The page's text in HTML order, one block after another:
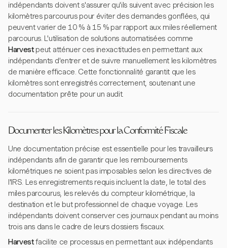
indépendants doivent s'assurer qu'ils suivent avec précision les
kilomètres parcourus pour éviter des demandes gonflées, qui
peuvent varier de 10 % à 15 % par rapport aux miles réellement
parcourus. L'utilisation de solutions automatisées comme
Harvestpeut atténuer ces inexactitudes en permettant aux
indépendants d'entrer et de suivre manuellement les kilomètres
de manière efficace. Cette fonctionnalité garantit que les
kilomètres sont enregistrés correctement, soutenant une
documentation prête pour un audit.
Documenter les Kilomètres pour la Conformité Fiscale
Une documentation précise est essentielle pour les travailleurs
indépendants afin de garantir que les remboursements
kilométriques ne soient pas imposables selon les directives de
l'IRS. Les enregistrements requis incluent la date, le total des
miles parcourus, les relevés du compteur kilométrique, la
destination et le but professionnel de chaque voyage. Les
indépendants doivent conserver ces journaux pendant au moins
trois ans dans le cadre de leurs dossiers fiscaux.
Harvestfacilite ce processus en permettant aux indépendants